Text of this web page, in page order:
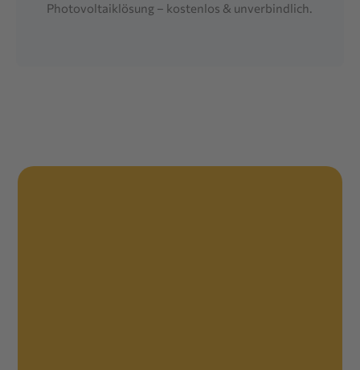
Photovoltaiklösung – kostenlos & unverbindlich.